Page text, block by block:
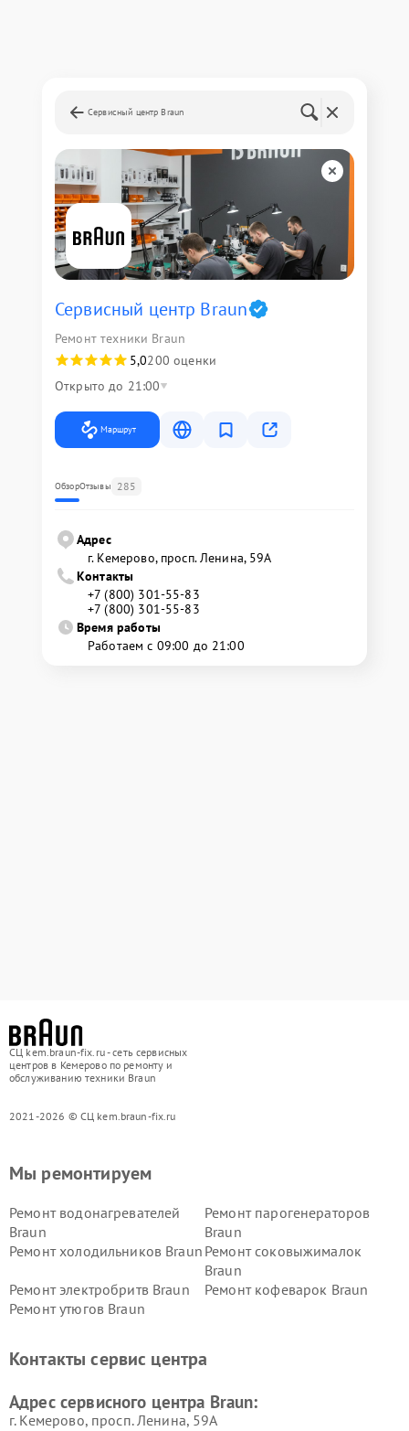
Сервисный центр Braun
Сервисный центр Braun
Ремонт техники Braun
5,0200 оценки
Открыто до 21:00
Маршрут
ОбзорОтзывы 285
Адрес
г. Кемерово, просп. Ленина, 59А
Контакты
+7 (800) 301-55-83
+7 (800) 301-55-83
Время работы
Работаем с 09:00 до 21:00
СЦ kem.braun-fix.ru - сеть сервисных
центров в Кемерово по ремонту и
обслуживанию техники Braun
2021-2026 © СЦ kem.braun-fix.ru
Мы ремонтируем
Ремонт водонагревателей
Braun
Ремонт парогенераторов
Braun
Ремонт холодильников Braun Ремонт соковыжималок
Braun
Ремонт электробритв Braun
Ремонт кофеварок Braun
Ремонт утюгов Braun
Контакты сервис центра
Адрес сервисного центра Braun:
г. Кемерово, просп. Ленина, 59А